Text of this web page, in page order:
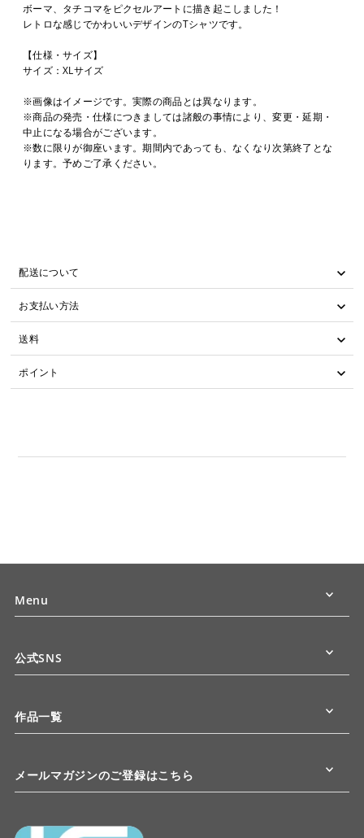
ボーマ、タチコマをピクセルアートに描き起こしました！
レトロな感じでかわいいデザインのTシャツです。
【仕様・サイズ】
サイズ：XLサイズ
※画像はイメージです。実際の商品とは異なります。
※商品の発売・仕様につきましては諸般の事情により、変更・延期・
中止になる場合がございます。
※数に限りが御座います。期間内であっても、なくなり次第終了とな
ります。予めご了承ください。
配送について
お支払い方法
送料
ポイント
Menu
公式SNS
作品一覧
メールマガジンのご登録はこちら